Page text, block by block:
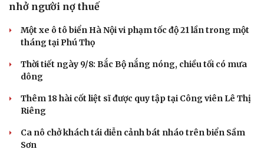
Tư vấn
Podcast
nhở người nợ thuế
Một xe ô tô biển Hà Nội vi phạm tốc độ 21 lần trong một
tháng tại Phú Thọ
Thời tiết ngày 9/8: Bắc Bộ nắng nóng, chiều tối có mưa
dông
Thêm 18 hài cốt liệt sĩ được quy tập tại Công viên Lê Thị
Riêng
Ca nô chở khách tái diễn cảnh bát nháo trên biển Sầm
Sơn